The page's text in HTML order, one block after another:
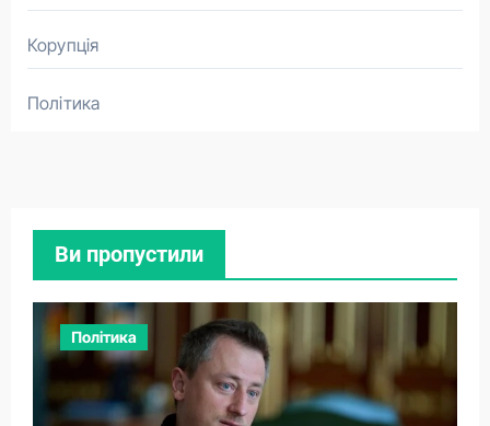
Корупція
Політика
Ви пропустили
Політика